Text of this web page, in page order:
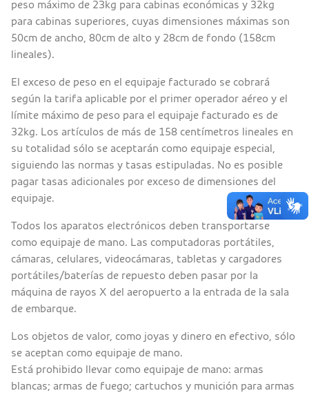
peso máximo de 23kg para cabinas económicas y 32kg
para cabinas superiores, cuyas dimensiones máximas son
50cm de ancho, 80cm de alto y 28cm de fondo (158cm
lineales).
El exceso de peso en el equipaje facturado se cobrará
según la tarifa aplicable por el primer operador aéreo y el
límite máximo de peso para el equipaje facturado es de
32kg. Los artículos de más de 158 centímetros lineales en
su totalidad sólo se aceptarán como equipaje especial,
siguiendo las normas y tasas estipuladas. No es posible
pagar tasas adicionales por exceso de dimensiones del
equipaje.
Todos los aparatos electrónicos deben transportarse
como equipaje de mano. Las computadoras portátiles,
cámaras, celulares, videocámaras, tabletas y cargadores
portátiles/baterías de repuesto deben pasar por la
máquina de rayos X del aeropuerto a la entrada de la sala
de embarque.
Los objetos de valor, como joyas y dinero en efectivo, sólo
se aceptan como equipaje de mano.
Está prohibido llevar como equipaje de mano: armas
blancas; armas de fuego; cartuchos y munición para armas